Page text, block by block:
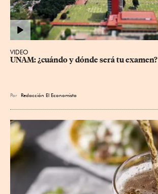
VIDEO
UNAM: ¿cuándo y dónde será tu examen?
Por Redacción El Economista